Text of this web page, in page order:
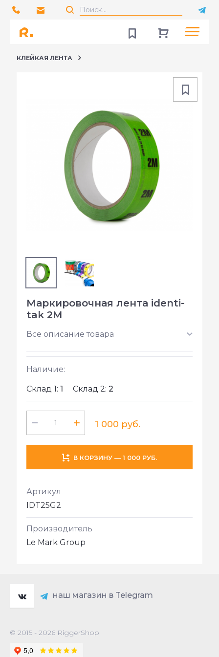
КЛЕЙКАЯ ЛЕНТА
Маркировочная лента identi-
tak 2M
Все описание товара
Наличие:
Склад 1: 1 Склад 2: 2
1 000 руб.
В КОРЗИНУ — 1 000 РУБ.
Артикул
IDT25G2
Производитель
Le Mark Group
наш магазин в Telegram
© 2015 - 2026 RiggerShop